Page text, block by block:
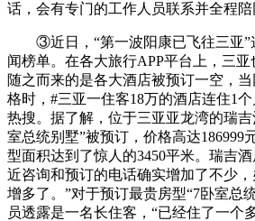
话，会有专门的工作人员联系并全程陪
③近日，“第一波阳康已飞往三亚”
闻榜单。在各大旅行APP平台上，三亚
随之而来的是各大酒店被预订一空，
格时，#三亚一住客18万的酒店连住1
热搜。据了解，位于三亚亚龙湾的瑞
室总统别墅”被预订，价格高达186999
型面积达到了惊人的3450平米。瑞吉
近咨询和预订的电话确实增加了不少
增多了。”对于预订最贵房型“7卧室总
员透露是一名长住客，“已经住了一个